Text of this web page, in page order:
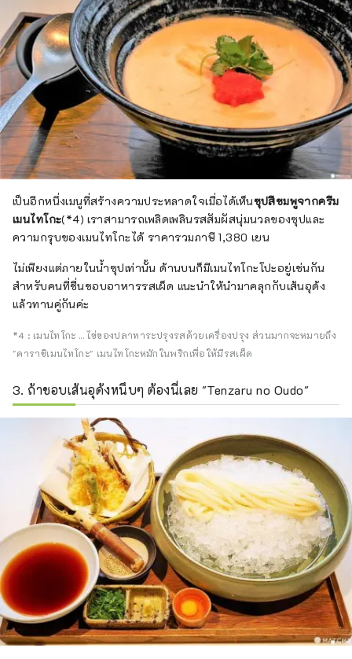
เป็นอีกหนึ่งเมนูที่สร้างความประหลาดใจเมื่อได้เห็นซุปสีชมพูจากครีม
เมนไทโกะ(*4) เราสามารถเพลิดเพลินรสสัมผัสนุ่มนวลของซุปและ
ความกรุบของเมนไทโกะได้ ราคารวมภาษี 1,380 เยน
ไม่เพียงแต่ภายในน้ำซุปเท่านั้น ด้านบนก็มีเมนไทโกะโปะอยู่เช่นกัน
สำหรับคนที่ชื่นชอบอาหารรสเผ็ด แนะนำให้นำมาคลุกกับเส้นอุด้ง
แล้วทานคู่กันค่ะ
*4 : เมนไทโกะ ... ไข่ของปลาทาระปรุงรสด้วยเครื่องปรุง ส่วนมากจะหมายถึง
"คาราชิเมนไทโกะ" เมนไทโกะหมักในพริกเพื่อให้มีรสเผ็ด
3. ถ้าชอบเส้นอุด้งหนึบๆ ต้องนี่เลย "Tenzaru no Oudo"